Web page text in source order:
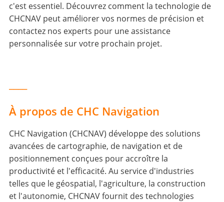
c'est essentiel. Découvrez comment la technologie de
CHCNAV peut améliorer vos normes de précision et
contactez nos experts pour une assistance
personnalisée sur votre prochain projet.
À propos de CHC Navigation
CHC Navigation (CHCNAV) développe des solutions
avancées de cartographie, de navigation et de
positionnement conçues pour accroître la
productivité et l'efficacité. Au service d'industries
telles que le géospatial, l'agriculture, la construction
et l'autonomie, CHCNAV fournit des technologies